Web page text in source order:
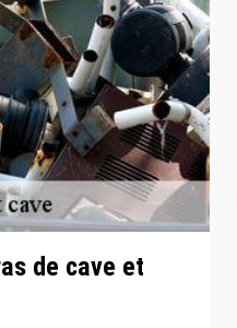
de cave et